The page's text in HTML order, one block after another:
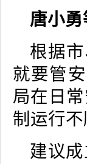
唐小勇
根据
就要管
局在日
制运行不
建议